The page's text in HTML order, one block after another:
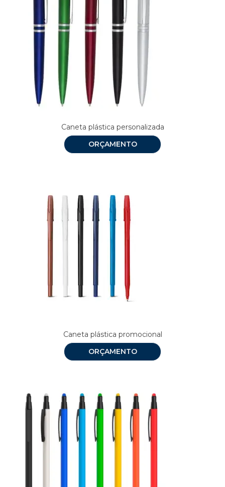
Caneta plástica personalizada
ORÇAMENTO
Caneta plástica promocional
ORÇAMENTO